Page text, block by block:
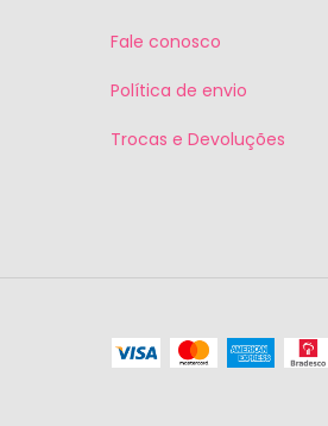
Fale conosco
Política de envio
Trocas e Devoluções